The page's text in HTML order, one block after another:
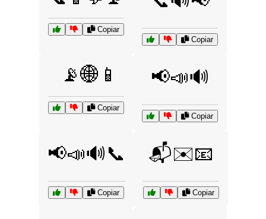
Copiar
Copiar
📡🌐📱
Copiar
📢📣🔊
Copiar
📢📣🔊📞
Copiar
📬✉️📧
Copiar